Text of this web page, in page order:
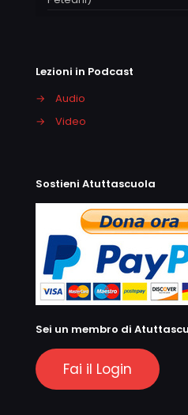
Lezioni in Podcast
→
Audio
→
Video
Sostieni Atuttascuola
Sei un membro di
Fai il Login